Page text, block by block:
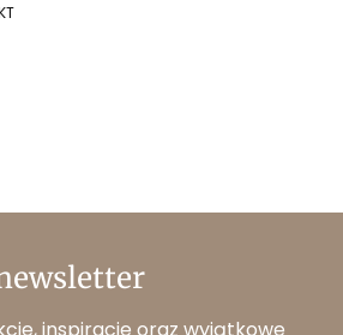
inspiracje oraz wyjątkowe